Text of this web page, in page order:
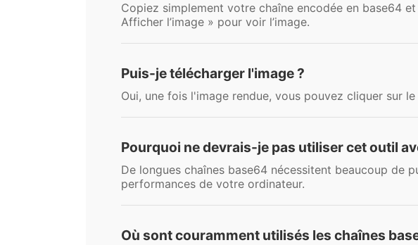
Copiez simplement votre chaîne encodée en base64
Afficher l’image » pour voir l’image.
Puis-je télécharger l'image ?
Oui, une fois l'image rendue, vous pouvez cliquer sur
Pourquoi ne devrais-je pas utiliser cet outil
De longues chaînes base64 nécessitent beaucoup de
performances de votre ordinateur.
Où sont couramment utilisés les chaînes